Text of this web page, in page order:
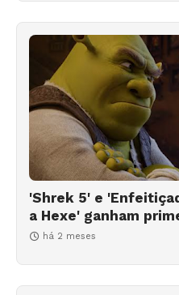
'Shrek 5' e
a Hexe' ganham
há 2 meses